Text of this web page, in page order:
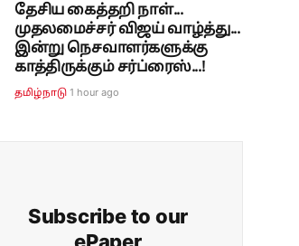
தேசிய கைத்தறி நாள்...
முதலமைச்சர் விஜய் வாழ்த்து...
இன்று நெசவாளர்களுக்கு
காத்திருக்கும் சர்ப்ரைஸ்...!
தமிழ்நாடு 1 hour ago
Subscribe to our
ePaper